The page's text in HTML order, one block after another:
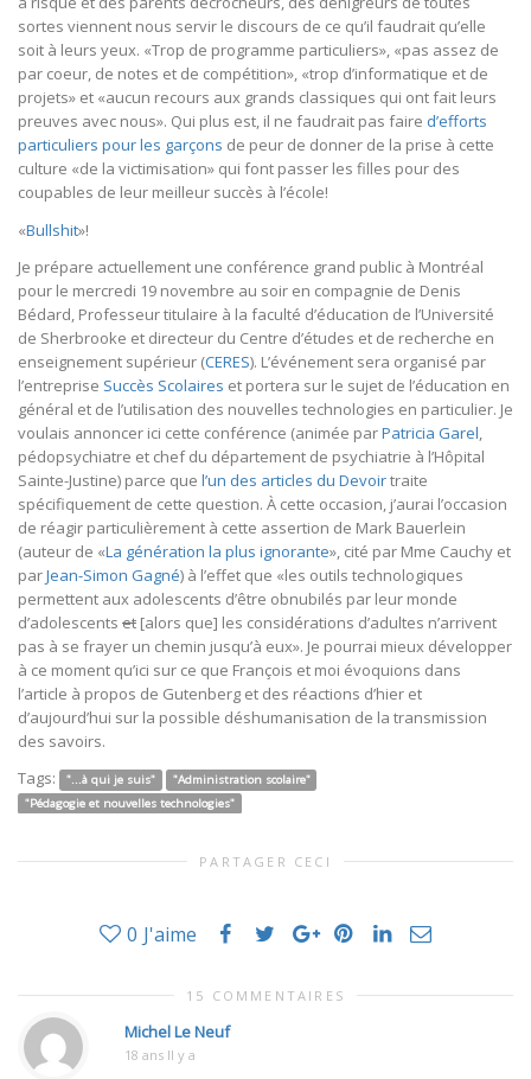
sortes viennent nous servir le discours de ce qu’il faudrait qu’elle
soit à leurs yeux. «Trop de programme particuliers», «pas assez de
par coeur, de notes et de compétition», «trop d’informatique et de
projets» et «aucun recours aux grands classiques qui ont fait leurs
preuves avec nous». Qui plus est, il ne faudrait pas faire d’efforts
particuliers pour les garçons de peur de donner de la prise à cette
culture «de la victimisation» qui font passer les filles pour des
coupables de leur meilleur succès à l’école!
«Bullshit»!
Je prépare actuellement une conférence grand public à Montréal
pour le mercredi 19 novembre au soir en compagnie de Denis
Bédard, Professeur titulaire à la faculté d’éducation de l’Université
de Sherbrooke et directeur du Centre d’études et de recherche en
enseignement supérieur (CERES). L’événement sera organisé par
l’entreprise Succès Scolaires et portera sur le sujet de l’éducation en
général et de l’utilisation des nouvelles technologies en particulier. Je
voulais annoncer ici cette conférence (animée parPatricia Garel
pédopsychiatre et chef du département de psychiatrie à l’Hôpital
Sainte-Justine) parce que l’un des articles du Devoirtraite
spécifiquement de cette question. À cette occasion, j’aurai l’occasion
de réagir particulièrement à cette assertion de Mark Bauerlein
(auteur de «La génération la plus ignorante», cité par Mme Cauchy et
parJean-Simon Gagné) à l’effet que «les outils technologiques
permettent aux adolescents d’être obnubilés par leur monde
d’adolescents et [alors que] les considérations d’adultes n’arrivent
pas à se frayer un chemin jusqu’à eux». Je pourrai mieux développer
à ce moment qu’ici sur ce que François et moi évoquions dans
l’article à propos de Gutenberg et des réactions d’hier et
d’aujourd’hui sur la possible déshumanisation de la transmission
des savoirs.
Tags:
"...à qui je suis"
"Administration scolaire"
"Pédagogie et nouvelles technologies"
PARTAGER CECI
0 J'aime
15 COMMENTAIRES
Michel Le Neuf
18 ans Il y a